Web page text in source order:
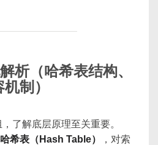
析（哈希表结构、
制）
了解底层原理至关重要。
哈希表（Hash Table）
，对索